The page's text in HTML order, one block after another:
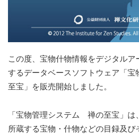
この度、宝物什物情報をデジタルア
するデータベースソフトウェア「
至宝」を販売開始しました。
「宝物管理システム 禅の至宝」は
所蔵する宝物・什物などの目録及び